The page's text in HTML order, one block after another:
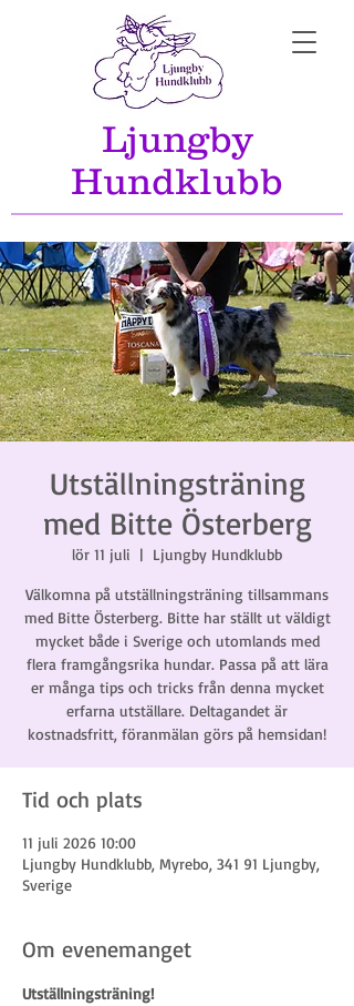
Ljungby
Hundklubb
Utställningsträning
med Bitte Österberg
lör 11 juli
  |
Ljungby Hundklubb
Välkomna på utställningsträning tillsammans
med Bitte Österberg. Bitte har ställt ut väldigt
mycket både i Sverige och utomlands med
flera framgångsrika hundar. Passa på att lära
er många tips och tricks från denna mycket
erfarna utställare. Deltagandet är
kostnadsfritt, föranmälan görs på hemsidan!
Tid och plats
11 juli 2026 10:00
Ljungby Hundklubb, Myrebo, 341 91 Ljungby,
Sverige
Om evenemanget
Utställningsträning!